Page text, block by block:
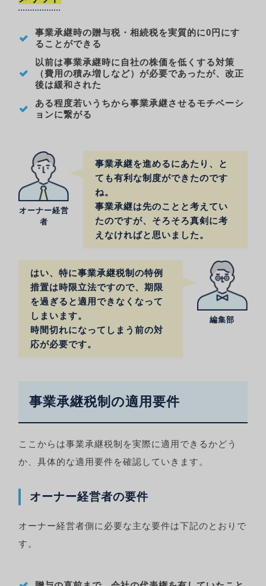
事業承継時の贈与税・相続税を実質的に0円にす
ることができる
以前は事業承継時に自社の株価を低くする対策
（費用の積み増しなど）が必要であったが、改正
後は緩和された
ある程度若いうちから事業承継させるモチベーシ
ョンに繋がる
オーナー経営
者
事業承継を進めるにあたり、と
ても有利な制度ができたのです
ね。
事業承継は先のことと考えてい
たのですが、そろそろ真剣に考
えなければと思いました。
編集部
はい、特に事業承継税制の特例
措置は時限立法ですので、期限
を過ぎると適用できなくなって
しまいます。
時間切れになってしまう前の対
応が必要です。
事業承継税制の適用要件
ここからは事業承継税制を実際に適用できるかどう
か、具体的な適用要件を確認していきます。
オーナー経営者の要件
オーナー経営者側に必要な主な要件は下記のとおりで
す。